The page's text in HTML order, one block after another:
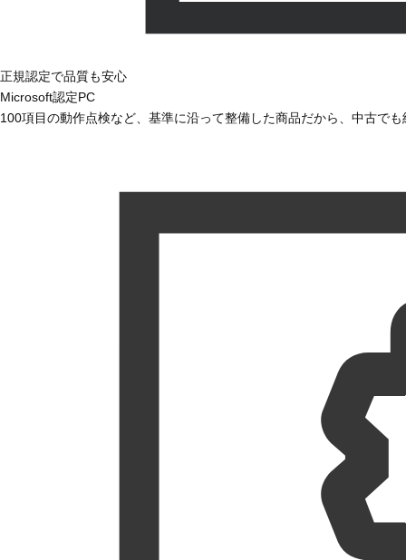
正規認定で品質も安心
Microsoft認定PC
100項目の動作点検など、基準に沿って整備した商品だから、中古で